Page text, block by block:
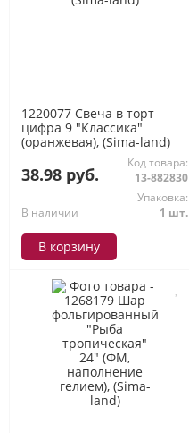
1220077 Свеча в торт
цифра 9 "Классика"
(оранжевая), (Sima-land)
38.98 руб.
Код товара:
13-882830
В наличии
Упаковка:
1 шт.
В корзину